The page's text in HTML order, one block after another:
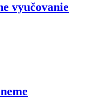
vyučovanie